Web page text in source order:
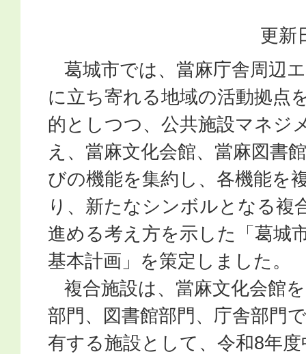
更新
葛城市では、當麻庁舎周辺
に立ち寄れる地域の活動拠点
的としつつ、公共施設マネジ
え、當麻文化会館、當麻図書
びの機能を集約し、各機能を
り、新たなシンボルとなる複
進める考え方を示した「葛城
基本計画」を策定しました。
複合施設は、當麻文化会館
部門、図書館部門、庁舎部門
有する施設として、令和8年